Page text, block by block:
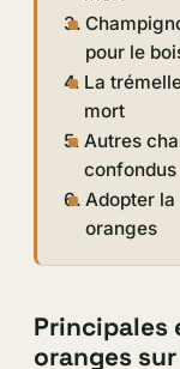
pour le
La
mort
Autres
confondus
Adopter
oranges
Principales
oranges